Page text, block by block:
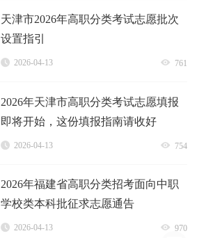
天津市2026年高职分类考试志愿批次
设置指引
2026-04-13 761
2026年天津市高职分类考试志愿填报
即将开始，这份填报指南请收好
2026-04-13 754
2026年福建省高职分类招考面向中职
学校类本科批征求志愿通告
2026-04-13 970